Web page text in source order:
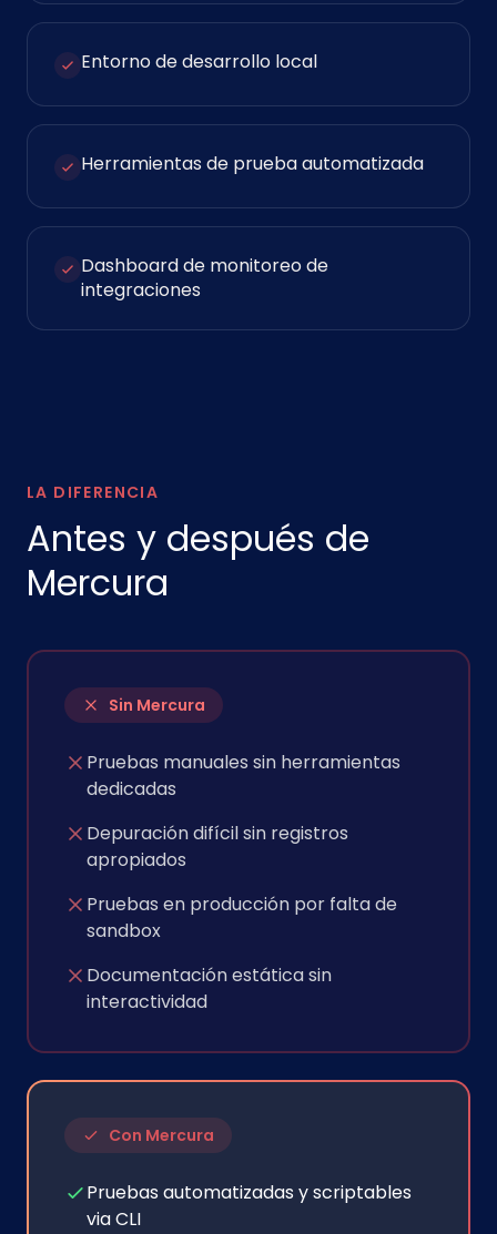
Entorno de desarrollo local
Herramientas de prueba automatizada
Dashboard de monitoreo de
integraciones
LA DIFERENCIA
Antes y después de
Mercura
Sin Mercura
Pruebas manuales sin herramientas
dedicadas
Depuración difícil sin registros
apropiados
Pruebas en producción por falta de
sandbox
Documentación estática sin
interactividad
Con Mercura
Pruebas automatizadas y scriptables
via CLI